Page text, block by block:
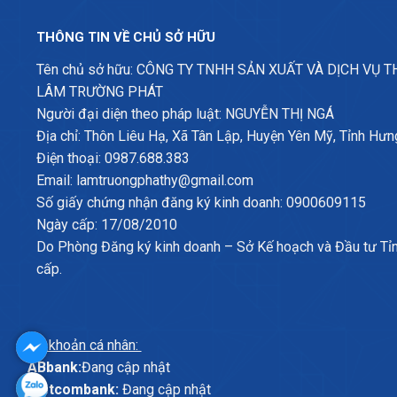
THÔNG TIN VỀ CHỦ SỞ HỮU
Tên chủ sở hữu: CÔNG TY TNHH SẢN XUẤT VÀ DỊCH VỤ
LÂM TRƯỜNG PHÁT
Người đại diện theo pháp luật: NGUYỄN THỊ NGÁ
Địa chỉ: Thôn Liêu Hạ, Xã Tân Lập, Huyện Yên Mỹ, Tỉnh
Điện thoại: 0987.688.383
Email: lamtruongphathy@gmail.com
Số giấy chứng nhận đăng ký kinh doanh: 0900609115
Ngày cấp: 17/08/2010
Do Phòng Đăng ký kinh doanh – Sở Kế hoạch và Đầu tư
cấp.
Tài khoản cá nhân:
ABbank:Đang cập nhật
Vietcombank:Đang cập nhật